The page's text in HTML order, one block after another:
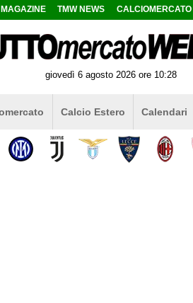
MAGAZINE TMW NEWS CALCIOMERCATO
giovedì 6 agosto 2026 ore 10:28
Calcio Estero Calendari